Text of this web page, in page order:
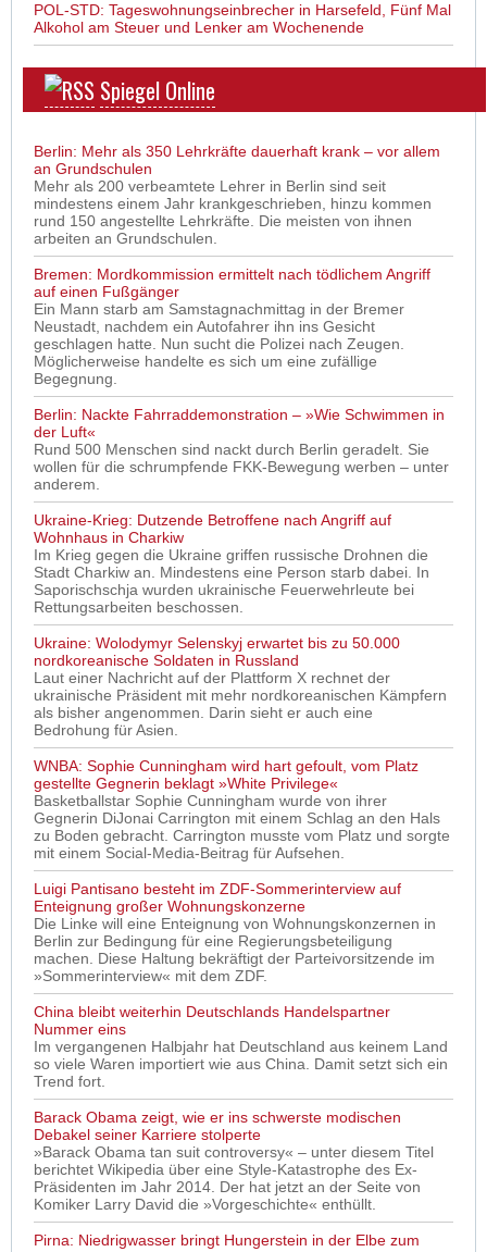
POL-STD: Tageswohnungseinbrecher in Harsefeld, Fünf Mal
Alkohol am Steuer und Lenker am Wochenende
Spiegel Online
Berlin: Mehr als 350 Lehrkräfte dauerhaft krank – vor allem
an Grundschulen
Mehr als 200 verbeamtete Lehrer in Berlin sind seit
mindestens einem Jahr krankgeschrieben, hinzu kommen
rund 150 angestellte Lehrkräfte. Die meisten von ihnen
arbeiten an Grundschulen.
Bremen: Mordkommission ermittelt nach tödlichem Angriff
auf einen Fußgänger
Ein Mann starb am Samstagnachmittag in der Bremer
Neustadt, nachdem ein Autofahrer ihn ins Gesicht
geschlagen hatte. Nun sucht die Polizei nach Zeugen.
Möglicherweise handelte es sich um eine zufällige
Begegnung.
Berlin: Nackte Fahrraddemonstration – »Wie Schwimmen in
der Luft«
Rund 500 Menschen sind nackt durch Berlin geradelt. Sie
wollen für die schrumpfende FKK-Bewegung werben – unter
anderem.
Ukraine-Krieg: Dutzende Betroffene nach Angriff auf
Wohnhaus in Charkiw
Im Krieg gegen die Ukraine griffen russische Drohnen die
Stadt Charkiw an. Mindestens eine Person starb dabei. In
Saporischschja wurden ukrainische Feuerwehrleute bei
Rettungsarbeiten beschossen.
Ukraine: Wolodymyr Selenskyj erwartet bis zu 50.000
nordkoreanische Soldaten in Russland
Laut einer Nachricht auf der Plattform X rechnet der
ukrainische Präsident mit mehr nordkoreanischen Kämpfern
als bisher angenommen. Darin sieht er auch eine
Bedrohung für Asien.
WNBA: Sophie Cunningham wird hart gefoult, vom Platz
gestellte Gegnerin beklagt »White Privilege«
Basketballstar Sophie Cunningham wurde von ihrer
Gegnerin DiJonai Carrington mit einem Schlag an den Hals
zu Boden gebracht. Carrington musste vom Platz und sorgte
mit einem Social-Media-Beitrag für Aufsehen.
Luigi Pantisano besteht im ZDF-Sommerinterview auf
Enteignung großer Wohnungskonzerne
Die Linke will eine Enteignung von Wohnungskonzernen in
Berlin zur Bedingung für eine Regierungsbeteiligung
machen. Diese Haltung bekräftigt der Parteivorsitzende im
»Sommerinterview« mit dem ZDF.
China bleibt weiterhin Deutschlands Handelspartner
Nummer eins
Im vergangenen Halbjahr hat Deutschland aus keinem Land
so viele Waren importiert wie aus China. Damit setzt sich ein
Trend fort.
Barack Obama zeigt, wie er ins schwerste modischen
Debakel seiner Karriere stolperte
»Barack Obama tan suit controversy« – unter diesem Titel
berichtet Wikipedia über eine Style-Katastrophe des Ex-
Präsidenten im Jahr 2014. Der hat jetzt an der Seite von
Komiker Larry David die »Vorgeschichte« enthüllt.
Pirna: Niedrigwasser bringt Hungerstein in der Elbe zum